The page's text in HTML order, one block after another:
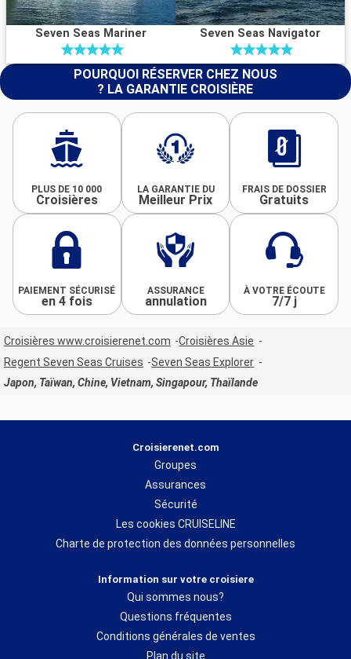
Seven Seas Mariner Seven Seas Navigator
POURQUOI RÉSERVER CHEZ NOUS
? LA GARANTIE CROISIÈRE
PLUS DE 10 000
Croisières
LA GARANTIE DU
Meilleur Prix
FRAIS DE DOSSIER
Gratuits
PAIEMENT SÉCURISÉ
en 4 fois
ASSURANCE
annulation
À VOTRE ÉCOUTE
7/7 j
Croisières www.croisierenet.com
Croisières Asie
Regent Seven Seas Cruises
Seven Seas Explorer
Japon, Taïwan, Chine, Vietnam, Singapour, Thaïlande
Croisierenet.com
Groupes
Assurances
Sécurité
Les cookies CRUISELINE
Charte de protection des données personnelles
Information sur votre croisiere
Qui sommes nous?
Questions fréquentes
Conditions générales de ventes
Plan du site